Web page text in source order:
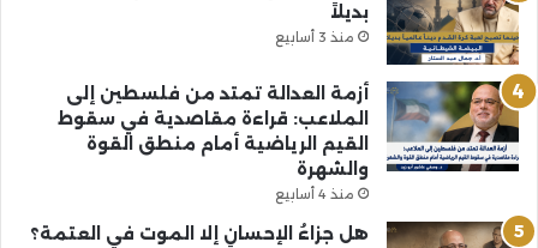
بديلاً
منذ 3 أسابيع
أزمة العدالة تمتد من فلسطين إلى
الملاعب: قراءة مقاصدية في سقوط
القيم الرياضية أمام منطق القوة
والشهرة
منذ 4 أسابيع
هل جزاءُ الإحسانِ إلا الموت في العتمة؟